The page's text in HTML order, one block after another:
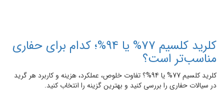
کلرید کلسیم 77% یا 94%؛ کدام برای حفاری
مناسب‌تر است؟
کلرید کلسیم 77% یا 94%؟ تفاوت خلوص، عملکرد، هزینه و کاربرد هر گرید
در سیالات حفاری را بررسی کنید و بهترین گزینه را انتخاب کنید.